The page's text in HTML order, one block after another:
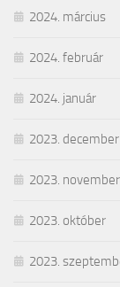
2024. március
2024. február
2024. január
2023. december
2023. november
2023. október
2023.